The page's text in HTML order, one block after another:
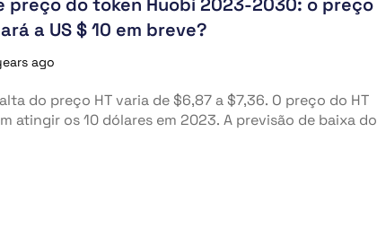
preço do token Huobi 2023-2030: o preço
a US $ 10 em breve?
ago
do preço HT varia de $6,87 a $7,36. O preço do HT
atingir os 10 dólares em 2023. A previsão de baixa do